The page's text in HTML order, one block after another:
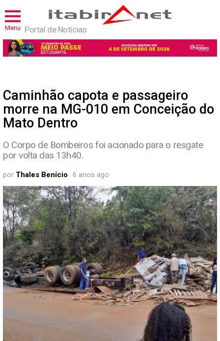
Menu Portal de Notícias
Caminhão capota e passageiro
morre na MG-010 em Conceição do
Mato Dentro
O Corpo de Bombeiros foi acionado para o resgate
por volta das 13h40.
por Thales Benício 6 anos ago